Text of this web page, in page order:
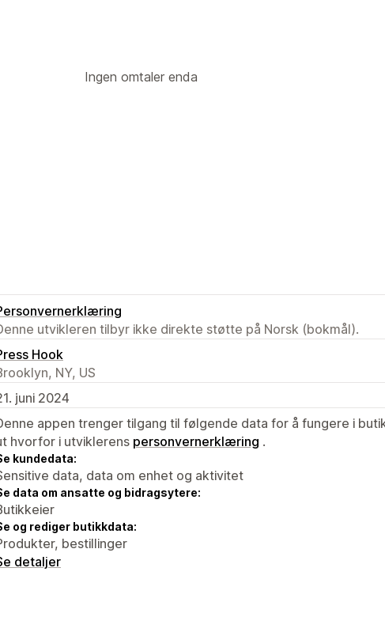
Ingen omtaler enda
utvikleren tilbyr ikke direkte støtte på Norsk (bokmål).
Hook
NY, US
juni 2024
appen trenger tilgang til følgende data for å fungere i
hvorfor i utviklerens personvernerklæring .
kundedata:
data, data om enhet og aktivitet
data om ansatte og bidragsytere:
og rediger butikkdata:
bestillinger
detaljer